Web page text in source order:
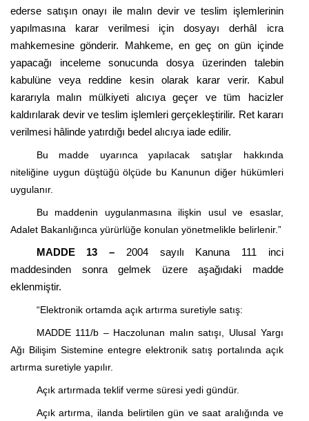
ederse satışın onayı ile malın devir ve teslim işlemlerinin
yapılmasına karar verilmesi için dosyayı derhâl icra
mahkemesine gönderir.
Mahkeme, en geç on gün içinde
yapacağı inceleme sonucunda dosya üzerinden talebin
kabulüne veya reddine kesin olarak karar verir. Kabul
kararıyla malın mülkiyeti alıcıya geçer ve tüm hacizler
kaldırılarak devir ve teslim işlemleri gerçekleştirilir. Ret kararı
verilmesi hâlinde yatırdığı bedel alıcıya iade edilir.
Bu madde uyarınca yapılacak satışlar hakkında
niteliğine uygun düştüğü ölçüde bu Kanunun diğer hükümleri
uygulanır.
Bu maddenin uygulanmasına ilişkin usul ve esaslar,
Adalet Bakanlığınca yürürlüğe konulan yönetmelikle belirlenir.”
MADDE 13 – 2004 sayılı Kanuna 111 inci
maddesinden sonra gelmek üzere aşağıdaki madde
eklenmiştir.
“Elektronik ortamda açık artırma suretiyle satış:
MADDE 111/b – Haczolunan malın satışı, Ulusal Yargı
Ağı Bilişim Sistemineentegre elektronik satış portalında açık
artırma suretiyle yapılır.
Açık artırmada teklif verme süresi yedi gündür.
Açık artırma, ilanda belirtilen gün ve saat aralığında ve